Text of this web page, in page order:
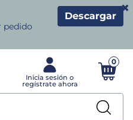
pedido
Descargar
×
0